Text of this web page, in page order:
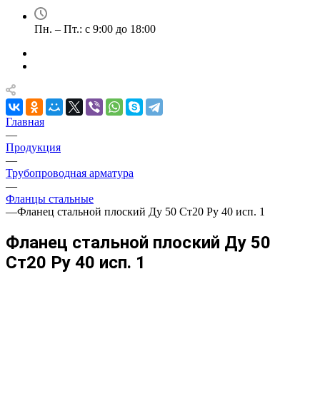
Пн. – Пт.: с 9:00 до 18:00
Главная
—
Продукция
—
Трубопроводная арматура
—
Фланцы стальные
—Фланец стальной плоский Ду 50 Ст20 Ру 40 исп. 1
Фланец стальной плоский Ду 50
Ст20 Ру 40 исп. 1